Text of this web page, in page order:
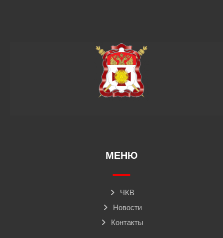
МЕНЮ
ЧКВ
Новости
Контакты